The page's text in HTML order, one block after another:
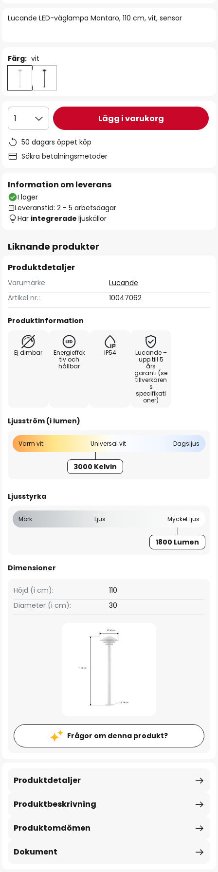
Lucande LED-väglampa Montaro, 110 cm, vit, sensor
Färg: vit
1 Lägg i varukorg
50 dagars öppet köp
Säkra betalningsmetoder
Information om leverans
I lager
Leveranstid: 2 - 5 arbetsdagar
Har integrerade ljuskällor
Liknande produkter
Produktdetaljer
Varumärke
Lucande
Artikel nr.:
10047062
Produktinformation
Ej dimbar
Energieffek
tiv och
hållbar
IP54
Lucande –
upp till 5
års
garanti (se
tillverkaren
s
specifikati
oner)
Ljusström (i lumen)
Varm vit Universal vit Dagsljus
3000 Kelvin
Ljusstyrka
Mörk Ljus Mycket ljus
1800 Lumen
Dimensioner
Höjd (i cm):
110
Diameter (i cm):
30
Frågor om denna produkt?
Produktbeskrivning
Produktdetaljer
Produktomdömen
Dokument